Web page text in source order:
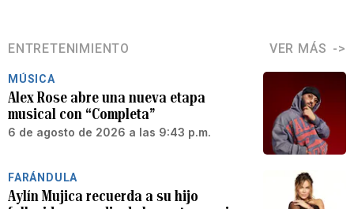
ENTRETENIMIENTO VER MÁS
MÚSICA
Alex Rose abre una nueva etapa
musical con “Completa”
6 de agosto de 2026 a las 9:43 p.m.
FARÁNDULA
Aylín Mujica recuerda a su hijo